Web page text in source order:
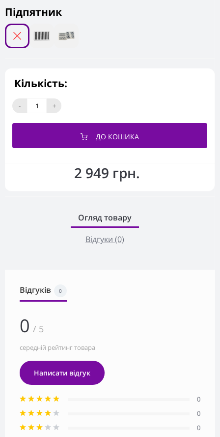
2 949 грн.
Підпятник
Кількість:
- +
ДО КОШИКА
Огляд товару
Відгуки (0)
Відгуків 0
0 / 5
середній рейтинг товара
Написати відгук
0
0
0